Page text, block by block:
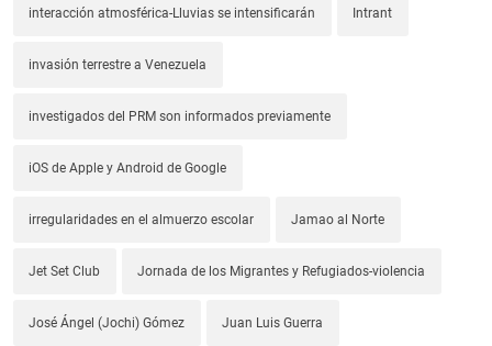
interacción atmosférica-Lluvias se intensificarán Intrant
invasión terrestre a Venezuela
investigados del PRM son informados previamente
iOS de Apple y Android de Google
irregularidades en el almuerzo escolar Jamao al Norte
Jet Set Club Jornada de los Migrantes y Refugiados-violencia
José Ángel (Jochi) Gómez Juan Luis Guerra